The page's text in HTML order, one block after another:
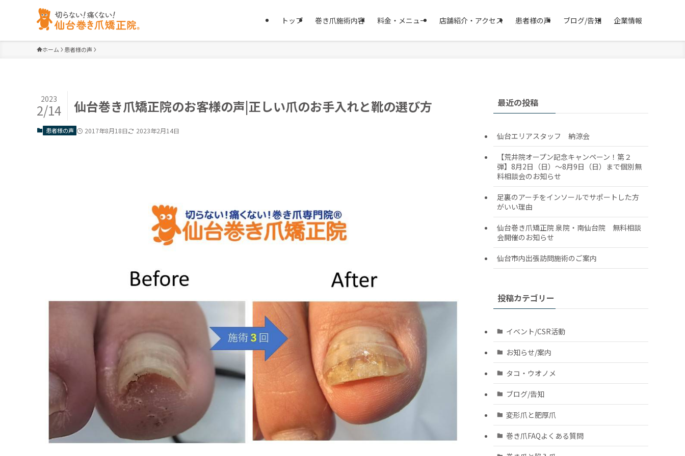
トップ 巻き爪施術内容 料金・メニュー 店舗紹介・アクセス 患者様の声 ブログ/告知 企業情報
ホーム 患者様の声
仙台巻き爪矯正院のお客様の声|正しい爪のお手入れと靴の選び方
2023
2/14
患者様の声 2017年8月18日 2023年2月14日
最近の投稿
仙台エリアスタッフ 納涼会
【荒井院オープン記念キャンペーン！第２
弾】8月2日（日）～8月9日（日）まで個別無
料相談会のお知らせ
足裏のアーチをインソールでサポートした方
がいい理由
仙台巻き爪矯正院 泉院・南仙台院 無料相談
会開催のお知らせ
仙台市内出張訪問施術のご案内
投稿カテゴリー
イベント/CSR活動
お知らせ/案内
タコ・ウオノメ
ブログ/告知
変形爪と肥厚爪
巻き爪FAQよくある質問